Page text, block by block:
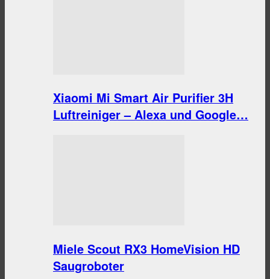
Xiaomi Mi Smart Air Purifier 3H
Luftreiniger – Alexa und Google…
Miele Scout RX3 HomeVision HD
Saugroboter